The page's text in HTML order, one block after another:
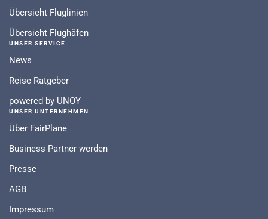
Übersicht Fluglinien
Übersicht Flughäfen
UNSER SERVICE
News
Reise Ratgeber
powered by UNOY
UNSER UNTERNEHMEN
Über FairPlane
Business Partner werden
Presse
AGB
Impressum